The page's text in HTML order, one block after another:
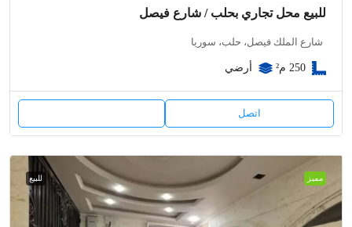
للبيع محل تجاري بحلب / شارع فيصل
شارع الملك فيصل، حلب، سوريا
250 م² أرضي
اتصل
مميز للبيع